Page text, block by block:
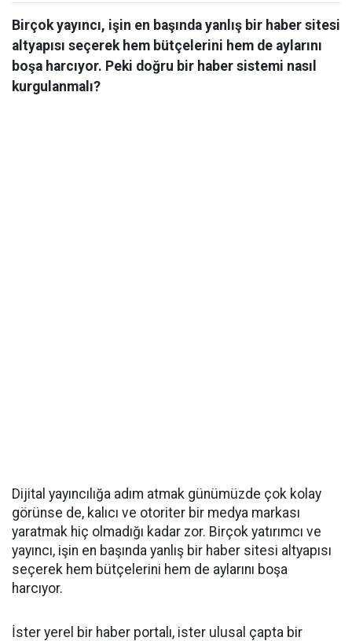
Birçok yayıncı, işin en başında yanlış bir haber sitesi
altyapısı seçerek hem bütçelerini hem de aylarını
boşa harcıyor. Peki doğru bir haber sistemi nasıl
kurgulanmalı?
Dijital yayıncılığa adım atmak günümüzde çok kolay
görünse de, kalıcı ve otoriter bir medya markası
yaratmak hiç olmadığı kadar zor. Birçok yatırımcı ve
yayıncı, işin en başında yanlış bir haber sitesi altyapısı
seçerek hem bütçelerini hem de aylarını boşa
harcıyor.
İster yerel bir haber portalı, ister ulusal çapta bir